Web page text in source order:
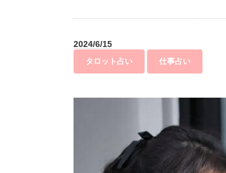
2024/6/15
タロット占い 仕事占い